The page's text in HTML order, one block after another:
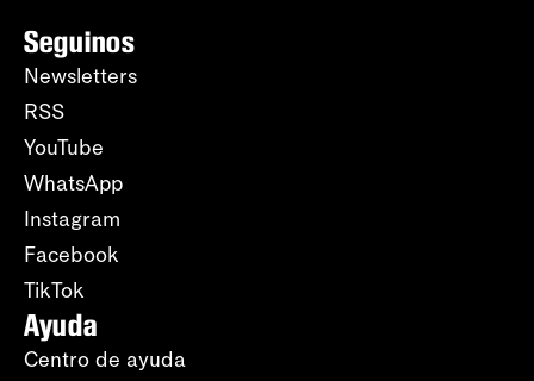
Seguinos
Newsletters
RSS
YouTube
WhatsApp
Instagram
Facebook
TikTok
Ayuda
Centro de ayuda